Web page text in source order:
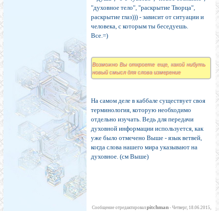
"духовное тело", "раскрытие Творца",
раскрытие глаз))) - зависит от ситуации и
человека, с которым ты беседуешь.
Все.=)
Возможно Вы откроете еще, какой нибуть
новый смысл для слова измерение
На самом деле в каббале существует своя
терминология, которую необходимо
отдельно изучать. Ведь для передачи
духовной информации используется, как
уже было отмечено Выше - язык ветвей,
когда слова нашего мира указывают на
духовное. (см Выше)
Сообщение отредактировал pitchman - Четверг, 18.06.2015,